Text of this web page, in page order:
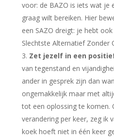
voor: de BAZO is iets wat je
graag wilt bereiken. Hier
een SAZO dreigt: je hebt
Slechtste Alternatief Zonder
Zet jezelf in een
van tegenstand en
ander in gesprek zijn dan
ongemakkelijk maar met
tot een oplossing te komen.
verandering per keer, zeg ik
koek hoeft niet in één keer